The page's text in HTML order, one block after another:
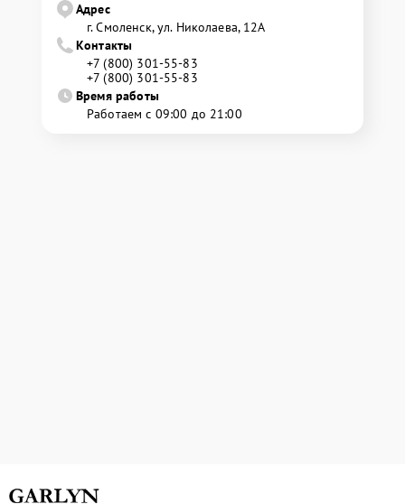
Адрес
г. Смоленск, ул. Николаева, 12А
Контакты
+7 (800) 301-55-83
+7 (800) 301-55-83
Время работы
Работаем с 09:00 до 21:00